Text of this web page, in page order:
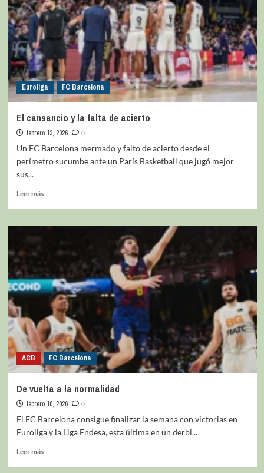
Euroliga FC Barcelona
El cansancio y la falta de acierto
febrero 13, 2026
0
Un FC Barcelona mermado y falto de acierto desde el
perímetro sucumbe ante un París Basketball que jugó mejor
sus...
Leer más
ACB FC Barcelona
De vuelta a la normalidad
febrero 10, 2026
0
El FC Barcelona consigue finalizar la semana con victorias en
Euroliga y la Liga Endesa, esta última en un derbi...
Leer más